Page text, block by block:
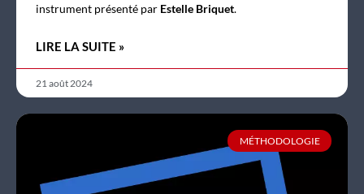
instrument présenté par Estelle Briquet.
LIRE LA SUITE »
21 août 2024
MÉTHODOLOGIE